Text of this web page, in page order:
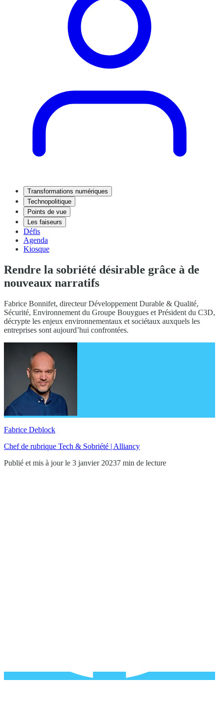
Transformations numériques
Technopolitique
Points de vue
Les faiseurs
Défis
Agenda
Kiosque
Rendre la sobriété désirable grâce à de
nouveaux narratifs
Fabrice Bonnifet, directeur Développement Durable & Qualité,
Sécurité, Environnement du Groupe Bouygues et Président du C3D,
décrypte les enjeux environnementaux et sociétaux auxquels les
entreprises sont aujourd’hui confrontées.
Fabrice Deblock
Chef de rubrique Tech & Sobriété | Alliancy
Publié et mis à jour le 3 janvier 20237 min de lecture